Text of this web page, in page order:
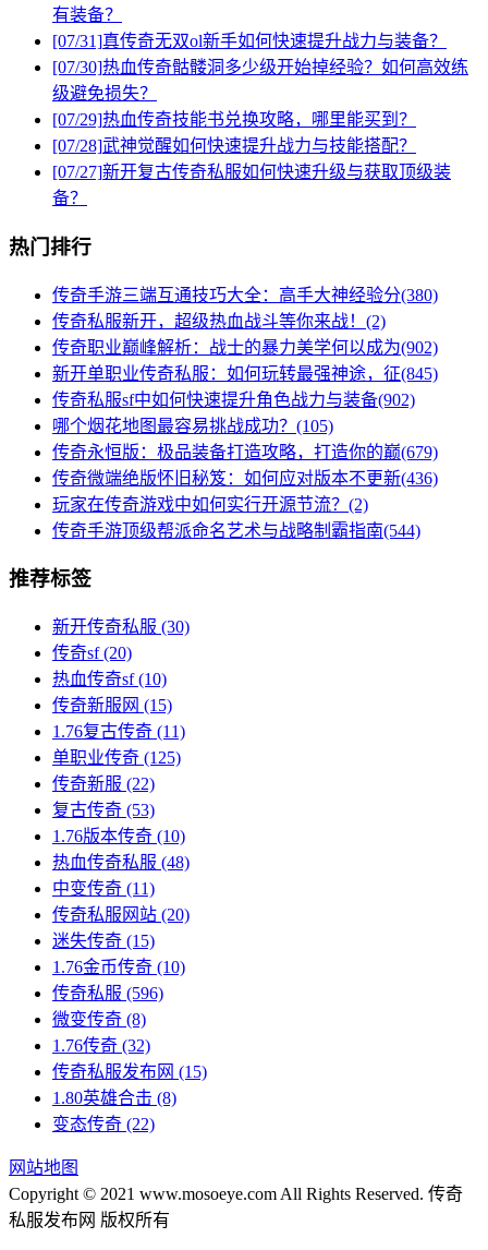
有装备？
[07/31]真传奇无双ol新手如何快速提升战力与装备？
[07/30]热血传奇骷髅洞多少级开始掉经验？如何高效练
级避免损失？
[07/29]热血传奇技能书兑换攻略，哪里能买到？
[07/28]武神觉醒如何快速提升战力与技能搭配？
[07/27]新开复古传奇私服如何快速升级与获取顶级装
备？
热门排行
传奇手游三端互通技巧大全：高手大神经验分(380)
传奇私服新开，超级热血战斗等你来战！(2)
传奇职业巅峰解析：战士的暴力美学何以成为(902)
新开单职业传奇私服：如何玩转最强神途，征(845)
传奇私服sf中如何快速提升角色战力与装备(902)
哪个烟花地图最容易挑战成功？(105)
传奇永恒版：极品装备打造攻略，打造你的巅(679)
传奇微端绝版怀旧秘笈：如何应对版本不更新(436)
玩家在传奇游戏中如何实行开源节流？(2)
传奇手游顶级帮派命名艺术与战略制霸指南(544)
推荐标签
新开传奇私服 (30)
传奇sf(20)
热血传奇sf(10)
传奇新服网 (15)
1.76复古传奇 (11)
单职业传奇 (125)
传奇新服 (22)
复古传奇 (53)
1.76版本传奇 (10)
热血传奇私服 (48)
中变传奇 (11)
传奇私服网站 (20)
迷失传奇 (15)
1.76金币传奇 (10)
传奇私服 (596)
微变传奇 (8)
1.76传奇 (32)
传奇私服发布网 (15)
1.80英雄合击 (8)
变态传奇 (22)
网站地图
Copyright © 2021 www.mosoeye.com All Rights Reserved. 传奇
私服发布网 版权所有